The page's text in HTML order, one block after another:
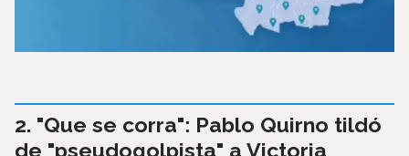
"Que se corra": Pablo Quirno tildó
de "pseudogolpista" a Victoria